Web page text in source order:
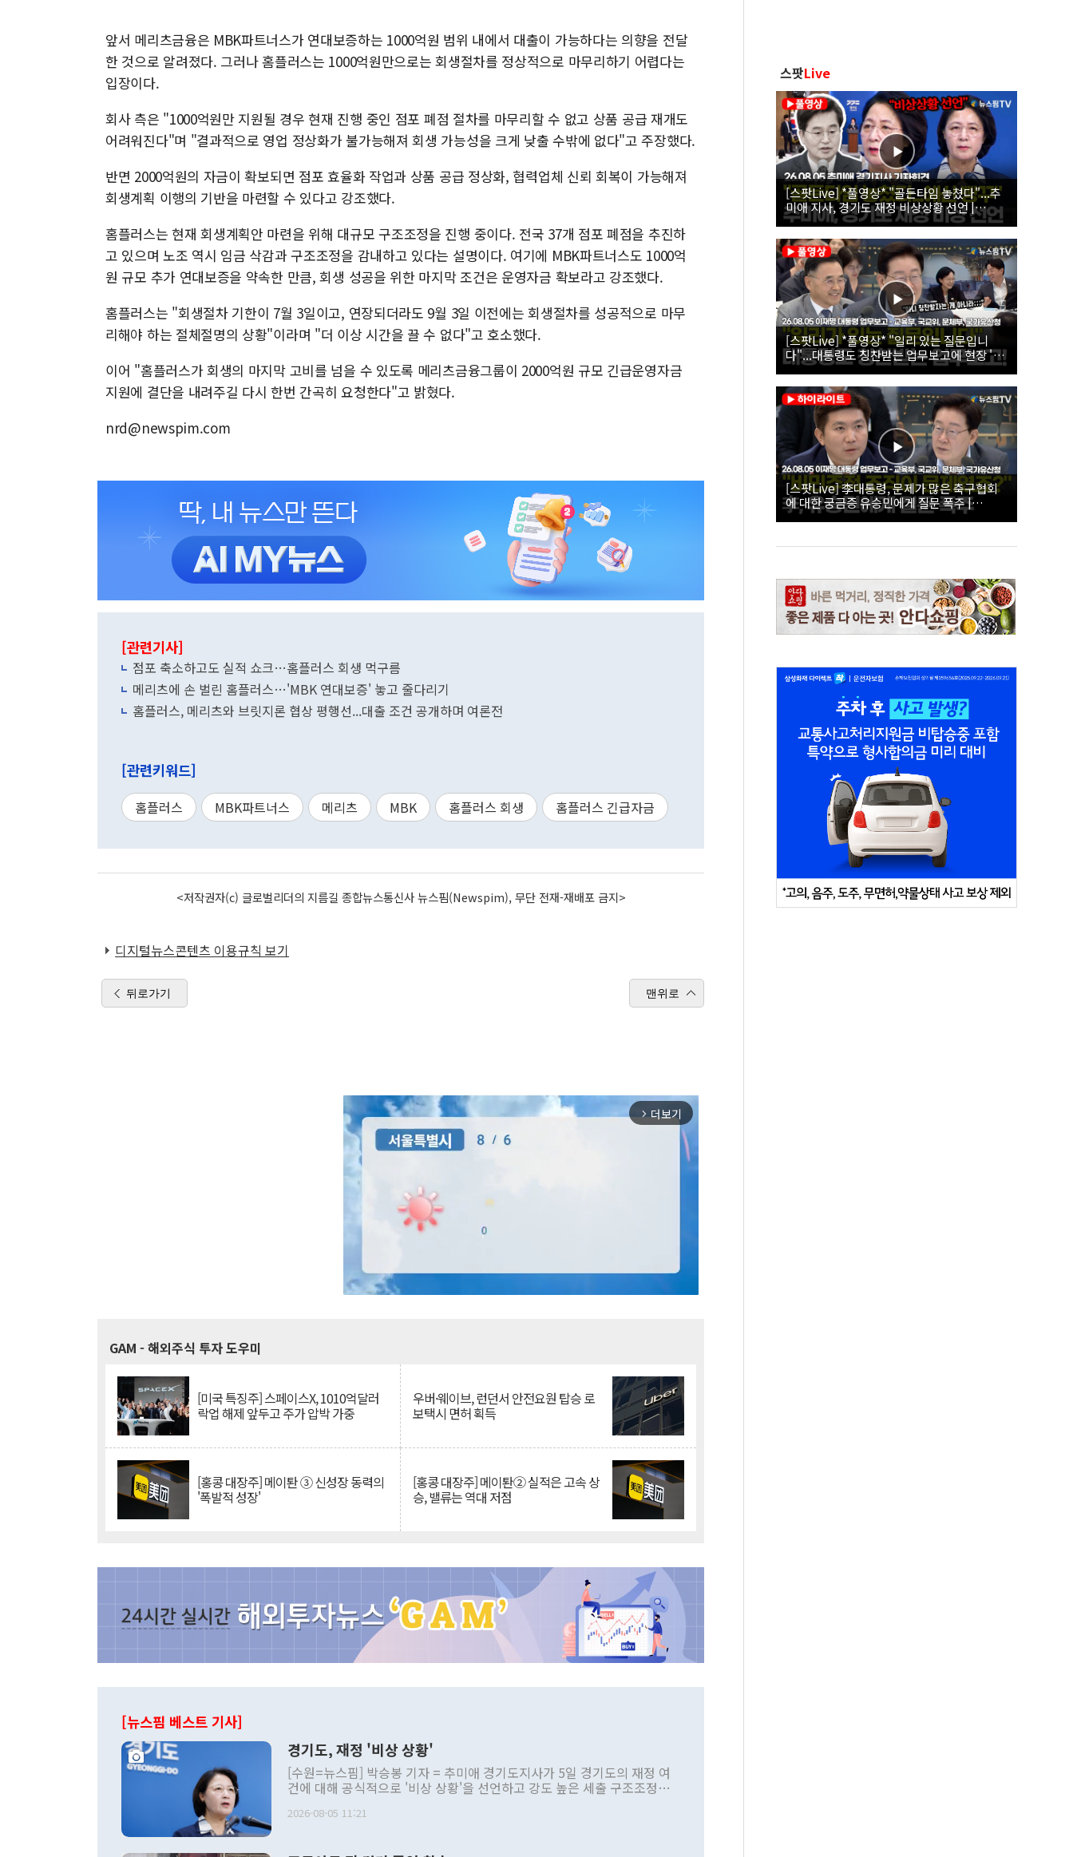
앞서 메리츠금융은 MBK파트너스가 연대보증하는 1000억원 범위 내에서 대출이 가능하다는 의향을 전달
한 것으로 알려졌다. 그러나 홈플러스는 1000억원만으로는 회생절차를 정상적으로 마무리하기 어렵다는
입장이다.
회사 측은 "1000억원만 지원될 경우 현재 진행 중인 점포 폐점 절차를 마무리할 수 없고 상품 공급 재개도
어려워진다"며 "결과적으로 영업 정상화가 불가능해져 회생 가능성을 크게 낮출 수밖에 없다"고 주장했다.
반면 2000억원의 자금이 확보되면 점포 효율화 작업과 상품 공급 정상화, 협력업체 신뢰 회복이 가능해져
회생계획 이행의 기반을 마련할 수 있다고 강조했다.
홈플러스는 현재 회생계획안 마련을 위해 대규모 구조조정을 진행 중이다. 전국 37개 점포 폐점을 추진하
고 있으며 노조 역시 임금 삭감과 구조조정을 감내하고 있다는 설명이다. 여기에 MBK파트너스도 1000억
원 규모 추가 연대보증을 약속한 만큼, 회생 성공을 위한 마지막 조건은 운영자금 확보라고 강조했다.
홈플러스는 "회생절차 기한이 7월 3일이고, 연장되더라도 9월 3일 이전에는 회생절차를 성공적으로 마무
리해야 하는 절체절명의 상황"이라며 "더 이상 시간을 끌 수 없다"고 호소했다.
이어 "홈플러스가 회생의 마지막 고비를 넘을 수 있도록 메리츠금융그룹이 2000억원 규모 긴급운영자금
지원에 결단을 내려주길 다시 한번 간곡히 요청한다"고 밝혔다.
nrd@newspim.com
[관련기사]
점포 축소하고도 실적 쇼크…홈플러스 회생 먹구름
메리츠에 손 벌린 홈플러스…'MBK 연대보증' 놓고 줄다리기
홈플러스, 메리츠와 브릿지론 협상 평행선...대출 조건 공개하며 여론전
[관련키워드]
홈플러스 MBK파트너스 메리츠 MBK 홈플러스 회생 홈플러스 긴급자금
<저작권자(c) 글로벌리더의 지름길 종합뉴스통신사 뉴스핌(Newspim), 무단 전재-재배포 금지>
디지털뉴스콘텐츠 이용규칙 보기
뒤로가기 맨위로
arrow_forward_ios 더보기
GAM - 해외주식 투자 도우미
[미국 특징주] 스페이스X, 1010억달러
락업 해제 앞두고 주가 압박 가중
우버·웨이브, 런던서 안전요원 탑승 로
보택시 면허 획득
[홍콩 대장주] 메이퇀 ③ 신성장 동력의
'폭발적 성장'
[홍콩 대장주] 메이퇀② 실적은 고속 상
승, 밸류는 역대 저점
[뉴스핌 베스트 기사]
경기도, 재정 '비상 상황'
[수원=뉴스핌] 박승봉 기자 = 추미애 경기도지사가 5일 경기도의 재정 여
건에 대해 공식적으로 '비상 상황'을 선언하고 강도 높은 세출 구조조정과
미애 경기도지사가 5일 경기도의 재정 여건에 대해 공식적으로 '비상 상
2026-08-05 11:21
스팟Live
[스팟Live] *풀영상* "골든타임 놓쳤다"...추
미애 지사, 경기도 재정 비상상황 선언 |
26.08.05 추미애 경기지사 기자회견
[스팟Live] *풀영상* "일리 있는 질문입니
다"...대통령도 칭찬받는 업무보고에 현장 '빵'
| 26.08.05 이재명 대통령 업무보고 - 교육부,
국교위, 문체부, 국가유산청
[스팟Live] 李대통령, 문제가 많은 축구협회
에 대한 궁금증 유승민에게 질문 폭주 |
26.08.05 이재명 대통령 업무보고 - 교육부, 국